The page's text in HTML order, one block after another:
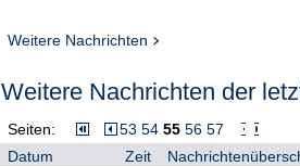
Weitere Nachrichten
Weitere Nachrichten der
Seiten: 53 54 55 56 57
Datum
Zeit